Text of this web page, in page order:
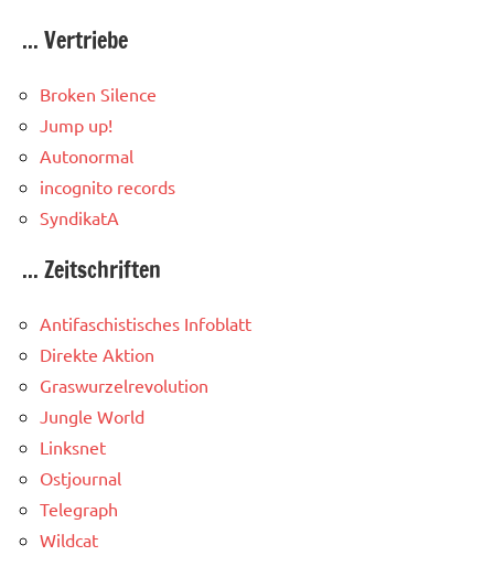
... Vertriebe
Broken Silence
Jump up!
Autonormal
incognito records
SyndikatA
... Zeitschriften
Antifaschistisches Infoblatt
Direkte Aktion
Graswurzelrevolution
Jungle World
Linksnet
Ostjournal
Telegraph
Wildcat